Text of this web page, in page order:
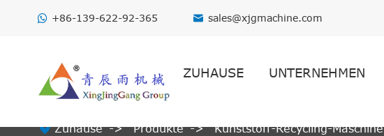
+86-139-622-92-365  sales@xjgmachine.com
ZUHAUSE UNTERNEHMEN
 Zuhause Produkte Kunststoff-Recycling-Maschine